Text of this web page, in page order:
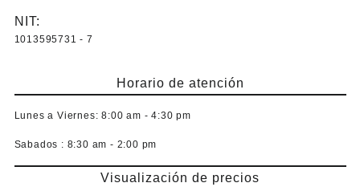
NIT:
1013595731 - 7
Horario de atención
Lunes a Viernes: 8:00 am - 4:30 pm
Sabados : 8:30 am - 2:00 pm
Visualización de precios